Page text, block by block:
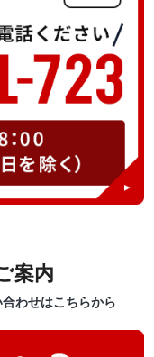
案内
わせはこちらから